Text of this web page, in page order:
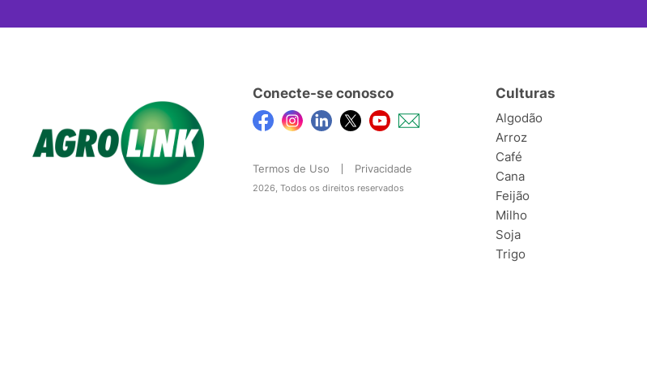
Conecte-se conosco
Termos de Uso Privacidade
2026, Todos os direitos reservados
Culturas
Algodão
Arroz
Café
Cana
Feijão
Milho
Soja
Trigo